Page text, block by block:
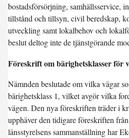
bostadsförsörjning, samhällsservice,
tillstånd och tillsyn, civil beredskap,
utveckling samt lokalbehov och
beslut deltog inte de tjänstgörande
Föreskrift om bärighetsklasser för
Nämnden beslutade om vilka vägar
bärighetsklass 1, vilket avgör vilka
vägen. Den nya föreskriften träder i
upphäver den tidigare föreskriften
länsstyrelsens sammanställning har